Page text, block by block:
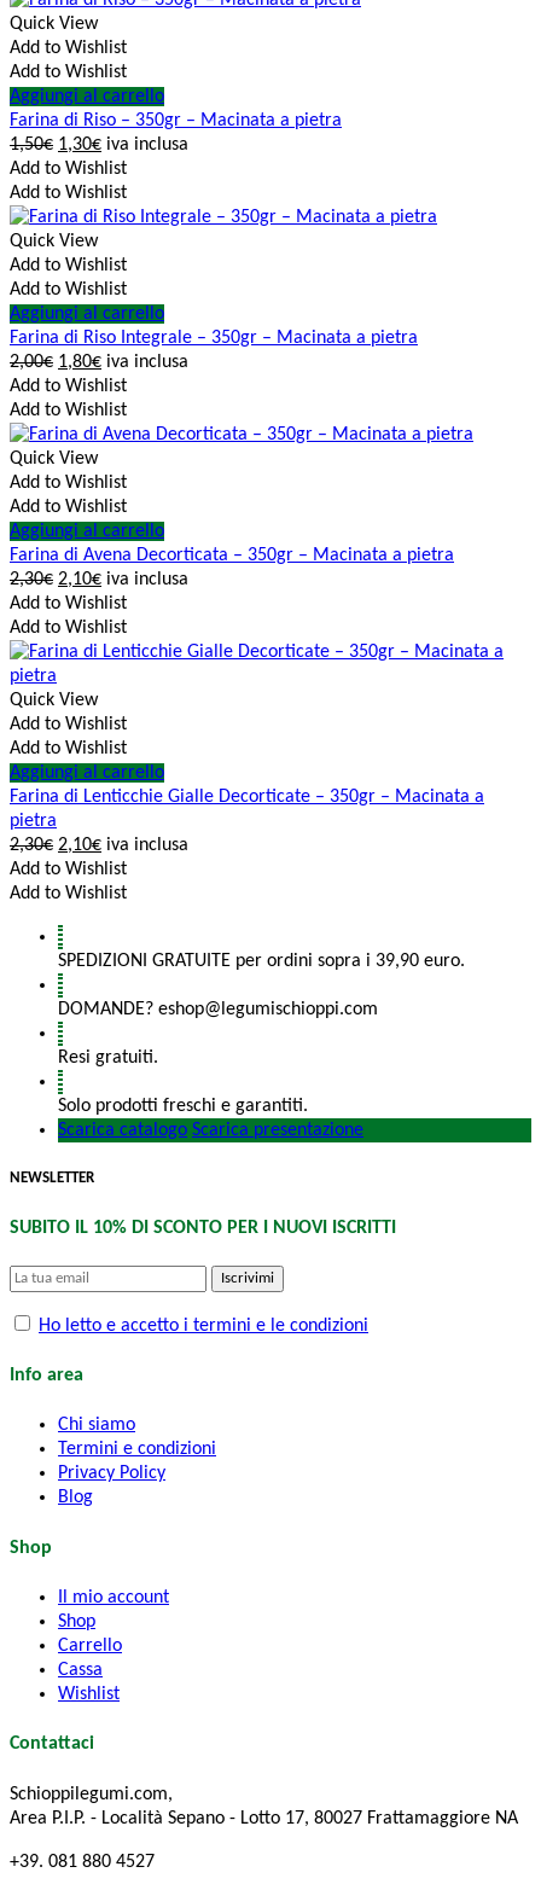
Quick View
Add to Wishlist
Add to Wishlist
Aggiungi al carrello
Farina di Riso – 350gr – Macinata a pietra
1,50€ 1,30€ iva inclusa
Add to Wishlist
Add to Wishlist
Quick View
Add to Wishlist
Add to Wishlist
Aggiungi al carrello
Farina di Riso Integrale – 350gr – Macinata a pietra
2,00€ 1,80€ iva inclusa
Add to Wishlist
Add to Wishlist
Quick View
Add to Wishlist
Add to Wishlist
Aggiungi al carrello
Farina di Avena Decorticata – 350gr – Macinata a pietra
2,30€ 2,10€ iva inclusa
Add to Wishlist
Add to Wishlist
Quick View
Add to Wishlist
Add to Wishlist
Aggiungi al carrello
Farina di Lenticchie Gialle Decorticate – 350gr – Macinata a
pietra
2,30€ 2,10€ iva inclusa
Add to Wishlist
Add to Wishlist
SPEDIZIONI GRATUITE per ordini sopra i 39,90 euro.
DOMANDE? eshop@legumischioppi.com
Resi gratuiti.
Solo prodotti freschi e garantiti.
Scarica catalogo Scarica presentazione
NEWSLETTER
SUBITO IL 10% DI SCONTO PER I NUOVI ISCRITTI
Iscrivimi
Ho letto e accetto i termini e le condizioni
Info area
Chi siamo
Termini e condizioni
Privacy Policy
Blog
Shop
Il mio account
Shop
Carrello
Cassa
Wishlist
Contattaci
Schioppilegumi.com,
Area P.I.P. - Località Sepano - Lotto 17, 80027 Frattamaggiore NA
+39. 081 880 4527